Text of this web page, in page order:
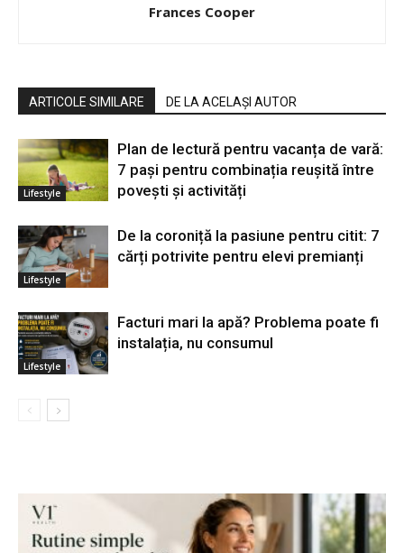
Frances Cooper
ARTICOLE SIMILARE DE LA ACELAȘI AUTOR
Lifestyle
Plan de lectură pentru vacanța de vară:
7 pași pentru combinația reușită între
povești și activități
Lifestyle
De la coroniță la pasiune pentru citit: 7
cărți potrivite pentru elevi premianți
Lifestyle
Facturi mari la apă? Problema poate fi
instalația, nu consumul